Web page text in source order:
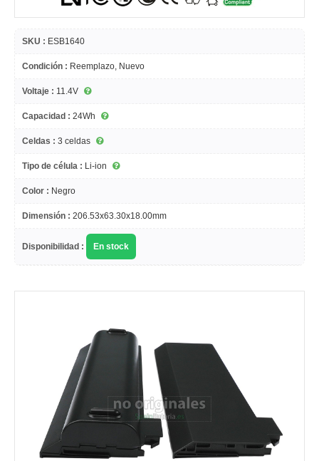
SKU : ESB1640
Condición : Reemplazo, Nuevo
Voltaje : 11.4V
Capacidad : 24Wh
Celdas : 3 celdas
Tipo de célula : Li-ion
Color : Negro
Dimensión : 206.53x63.30x18.00mm
Disponibilidad : En stock